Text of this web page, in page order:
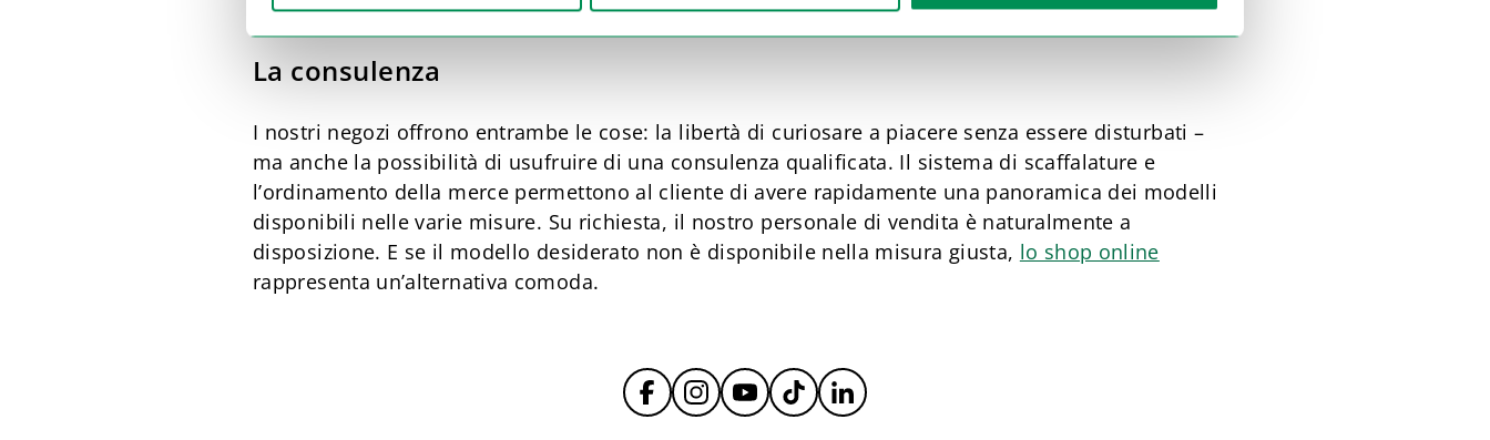
costantemente, sia internamente che esternamente.
La consulenza
I nostri negozi offrono entrambe le cose: la libertà di curiosare a piacere senza essere disturbati –
ma anche la possibilità di usufruire di una consulenza qualificata. Il sistema di scaffalature e
l’ordinamento della merce permettono al cliente di avere rapidamente una panoramica dei modelli
disponibili nelle varie misure. Su richiesta, il nostro personale di vendita è naturalmente a
disposizione. E se il modello desiderato non è disponibile nella misura giusta, lo shop online
rappresenta un’alternativa comoda.